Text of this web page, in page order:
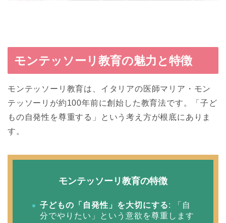
モンテッソーリ教育の魅力と特徴
モンテッソーリ教育は、イタリアの医師マリア・モン
テッソーリが約100年前に創始した教育法です。「子ど
もの自発性を尊重する」という考え方が根底にありま
す。
モンテッソーリ教育の特徴
子どもの「自発性」を大切にする: 「自
分でやりたい」という意欲を尊重します